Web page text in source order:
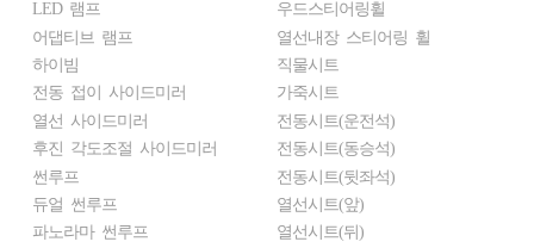
LED 램프
어댑티브 램프
하이빔
전동 접이 사이드미러
열선 사이드미러
후진 각도조절 사이드미러
썬루프
듀얼 썬루프
파노라마 썬루프
우드스티어링휠
열선내장 스티어링 휠
직물시트
가죽시트
전동시트(운전석)
전동시트(동승석)
전동시트(뒷좌석)
열선시트(앞)
열선시트(뒤)